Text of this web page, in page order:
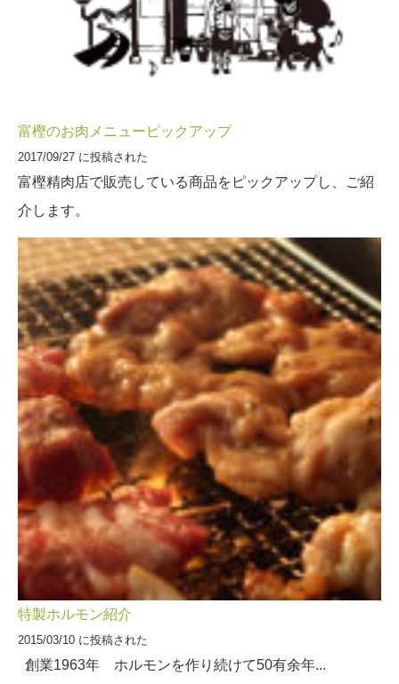
富樫のお肉メニューピックアップ
2017/09/27 に投稿された
富樫精肉店で販売している商品をピックアップし、ご紹
介します。
特製ホルモン紹介
2015/03/10 に投稿された
創業1963年 ホルモンを作り続けて50有余年...